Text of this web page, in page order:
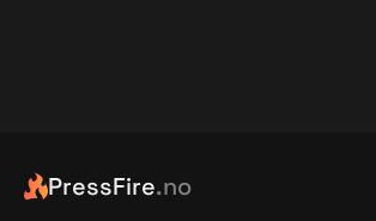
PressFire.no